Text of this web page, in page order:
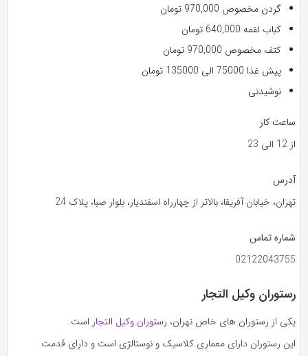
گردن مخصوص 970,000 تومان
کباب لقمه 640,000 تومان
کتف مخصوص 970,000 تومان
پیش غذا 75000 الی 135000 تومان
نوشیدنی
ساعت کار
از 12 الی 23
آدرس
تهران، خیابان آفریقا، بالاتر از چهارراه اسفندیار، بلوار صبا، پلاک 24
شماره تماس
02122043755
رستوران وکیل التجار
یکی از رستوران های خاص تهران، رستوران وکیل التجار است.
این رستوران دارای معماری کلاسیک و نوستالژی است و دارای قدمت